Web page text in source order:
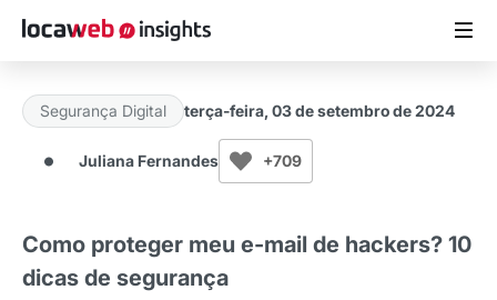
ARTIGOS
MATERIAIS GRATUITOS
ESTUDOS
Segurança Digital terça-feira, 03 de setembro de 2024
Juliana Fernandes +709
Como proteger meu e-mail de hackers? 10
dicas de segurança